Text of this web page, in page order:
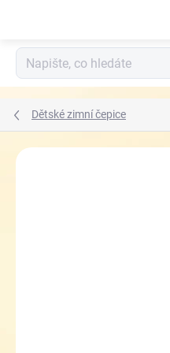
Dětské zimní čepice